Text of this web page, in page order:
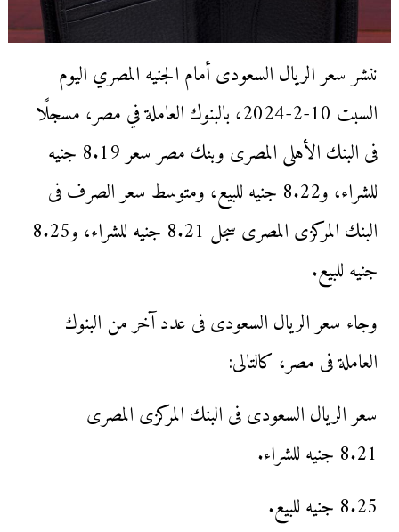
ننشر سعر الريال السعودى أمام الجنيه المصري اليوم
السبت 10-2-2024، بالبنوك العاملة في مصر، مسجلًا
فى البنك الأهلى المصرى وبنك مصر سعر 8.19 جنيه
للشراء، و8.22 جنيه للبيع، ومتوسط سعر الصرف فى
البنك المركزى المصرى سجل 8.21 جنيه للشراء، و8.25
جنيه للبيع.
وجاء سعر الريال السعودى فى عدد آخر من البنوك
العاملة فى مصر، كالتالى:
​سعر الريال السعودى فى البنك المركزى المصرى
8.21 جنيه للشراء.
8.25 جنيه للبيع.